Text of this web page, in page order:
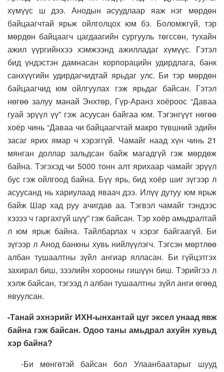
хүмүүс ш дээ. Анодын асуудлаар яаж нэг мөрдөн
байцаагчтай ярьж ойлголцох юм бэ. Боломжгүй, тэр
мөрдөн байцаагч цагдаагийн сургууль төгссөн, тухайн
ажил үүргийнхээ хэмжээнд ажилладаг хүмүүс. Гэтэл
бид үндэстэн дамнасан корпорацийн удирдлага, банк
санхүүгийн удирдагчидтай ярьдаг улс. Би тэр мөрдөн
байцаагчид юм ойлгуулах гэж ярьдаг байсан. Гэтэл
нөгөө залуу манай Энхтөр, Гүр-Аранз хоёроос “Даваа
гуай эрүүл үү” гэж асуусан байгаа юм. Тэгэнгүүт нөгөө
хоёр чинь “Даваа чи байцаагчтай макро түвшний эдийн
засаг ярих ямар ч хэрэггүй. Чамайг наад хүн чинь 21
мянган доллар зальдсан байж магадгүй гэж мөрдөж
байна. Тэгэхэд чи 5000 тонн алт ярихаар чамайг эрүүл
бус гэж ойлгоод байна. Бүү ярь, бид хоёр шиг зүгээр л
асуусанд нь хариулаад яваач дээ. Илүү дутуу юм ярьж
байж Шар хад руу ачигдав аа. Тэгвэл чамайг тэндээс
хэзээ ч гаргахгүй шүү” гэж байсан. Тэр хоёр амьдралтай
л юм ярьж байна. Тайлбарлах ч хэрэг байгаагүй. Би
зүгээр л Анод банкны хувь нийлүүлэгч. Тэгсэн мөртлөө
албан тушаалтны зүйл ангиар ялласан. Би гүйцэтгэх
захирал биш, зээлийн хорооны гишүүн биш. Тэрийгээ л
хэлж байсан, тэгээд л албан тушаалтны зүйл анги өгөөд
явуулсан.
-Танай эхнэрийг ИХН-ынхантай цуг эксел унаад явж
байна гэж байсан. Одоо таны амьдрал ахуйн хувьд
хэр байна?
-Би мөнгөтэй байсан бол Улаанбаатарыг шууд